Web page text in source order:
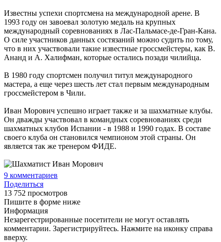
Известны успехи спортсмена на международной арене. В
1993 году он завоевал золотую медаль на крупных
международный соревнованиях в Лас-Пальмасе-де-Гран-Кана.
О силе участников данных состязаний можно судить по тому,
что в них участвовали такие известные гроссмейстеры, как В.
Ананд и А. Халифман, которые остались позади чилийца.
В 1980 году спортсмен получил титул международного
мастера, а еще через шесть лет стал первым международным
гроссмейстером в Чили.
Иван Морович успешно играет также и за шахматные клубы.
Он дважды участвовал в командных соревнованиях среди
шахматных клубов Испании - в 1988 и 1990 годах. В составе
своего клуба он становился чемпионом этой страны. Он
является так же тренером ФИДЕ.
9 комментариев
Поделиться
13 752 просмотров
Пишите в форме ниже
Информация
Незарегестрированные посетители не могут оставлять
комментарии. Зарегистрируйтесь. Нажмите на иконку справа
вверху.